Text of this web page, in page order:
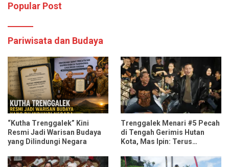
Popular Post
Pariwisata dan Budaya
“Kutha Trenggalek” Kini
Resmi Jadi Warisan Budaya
yang Dilindungi Negara
Trenggalek Menari #5 Pecah
di Tengah Gerimis Hutan
Kota, Mas Ipin: Terus